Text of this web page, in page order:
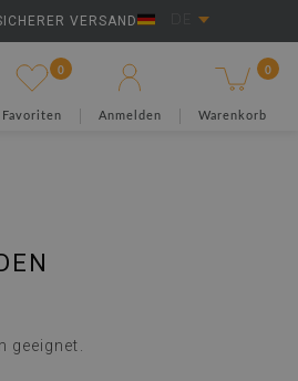
VERSAND
0
Favoriten Anmelden
0
Warenkorb
geeignet.